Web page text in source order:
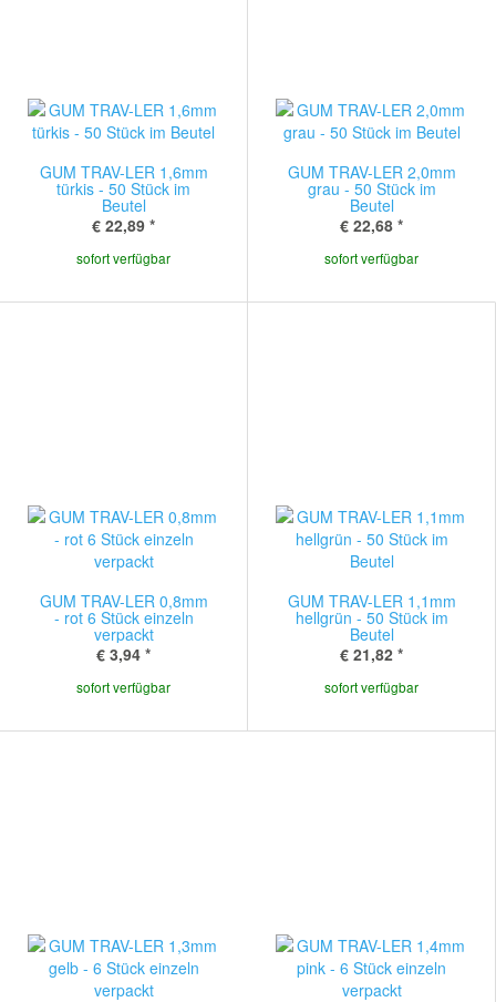
GUM TRAV-LER 1,6mm
türkis - 50 Stück im
Beutel
€ 22,89 *
sofort verfügbar
GUM TRAV-LER 2,0mm
grau - 50 Stück im
Beutel
€ 22,68 *
sofort verfügbar
GUM TRAV-LER 0,8mm
- rot 6 Stück einzeln
verpackt
€ 3,94 *
sofort verfügbar
GUM TRAV-LER 1,1mm
hellgrün - 50 Stück im
Beutel
€ 21,82 *
sofort verfügbar